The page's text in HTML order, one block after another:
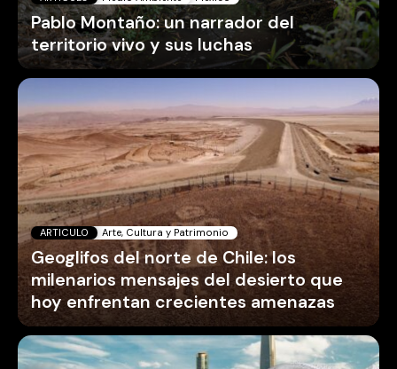
Pablo Montaño: un narrador del
territorio vivo y sus luchas
ARTICULO Arte, Cultura y Patrimonio
Geoglifos del norte de Chile: los
milenarios mensajes del desierto que
hoy enfrentan crecientes amenazas